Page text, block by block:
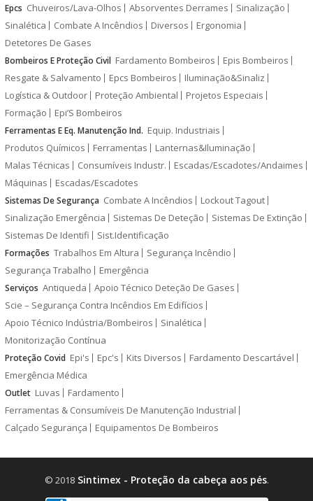
Epcs Chuveiros/Lava-Olhos Absorventes Derrames
Sinalização
Sinalética
Combate A Incêndios Diversos
Ergonomia
Detetores De Gases
Bombeiros E Proteção Civil Fardamento Bombeiros
Epis Bombeiros
Resgate & Salvamento
Epcs Bombeiros
Iluminação&Sinaliz
Logística & Outdoor
Proteção Ambiental
Projetos Especiais
Formação
Epi’S Bombeiros
Ferramentas E Eq. Manutenção Ind. Equip. Industriais
Produtos Químicos
Ferramentas
Lanternas&Iluminação
Malas Técnicas
Consumíveis Industr.
Escadas/Escadotes/Andaimes
Máquinas
Escadas/Escadotes
Sistemas De Segurança Combate A Incêndios
Lockout Tagout
Sinalização Emergência
Sistemas De Deteção
Sistemas De Extinção
Sistemas De Identifi
Sist.Identificação
Formações Trabalhos Em Altura
Segurança Incêndio
Segurança Trabalho
Emergência
Serviços Antiqueda
Apoio Técnico Deteção De Gases
Scie – Segurança Contra Incêndios Em Edifícios
Apoio Técnico Indústria/Bombeiros
Sinalética
Monitorização Contínua
Proteção Covid Epi's Epc's Kits Diversos
Fardamento Descartável
Emergência Médica
Outlet Luvas
Fardamento
Ferramentas & Consumíveis De Manutenção Industrial
Calçado Segurança
Equipamentos De Bombeiros
© 2018Sintimex - Proteção da cabeça aos pés.